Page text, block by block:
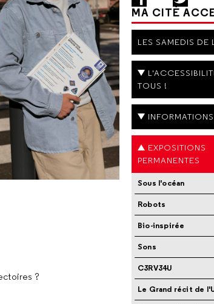
?
MA CITÉ
LES SAMEDIS DE
TOUS !
EXPOSITIONS
PERMANENTES
Sous l'océan
Robots
Bio-inspirée
Sons
C3RV34U
Le Grand récit de